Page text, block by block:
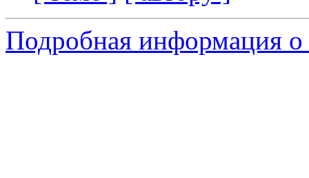
Подробная информация о